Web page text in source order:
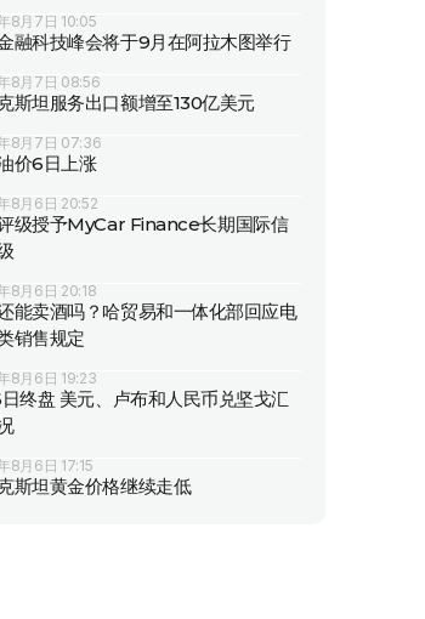
8月7日 10:05
融科技峰会将于9月在阿拉木图举行
8月7日 08:56
斯坦服务出口额增至130亿美元
8月7日 07:36
价6日上涨
8月6日 20:52
级授予MyCar Finance长期国际信
8月6日 20:18
能卖酒吗？哈贸易和一体化部回应电
销售规定
8月6日 19:23
终盘 美元、卢布和人民币兑坚戈汇
8月6日 17:15
斯坦黄金价格继续走低